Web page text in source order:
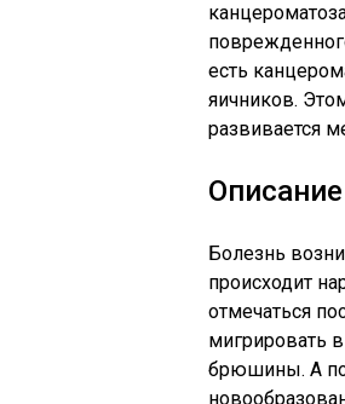
есть
яичников.
развивается
Болезнь
происходит
отмечаться
мигрировать
брюшины. А